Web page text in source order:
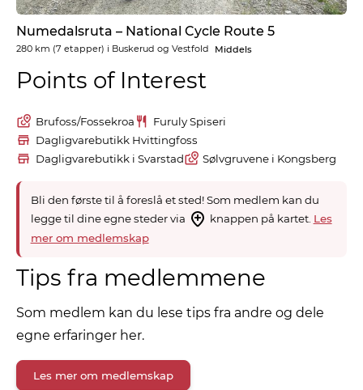
Numedalsruta – National Cycle Route 5
280 km (7 etapper) i Buskerud og Vestfold Middels
Points of Interest
Brufoss/Fossekroa
Furuly Spiseri
Dagligvarebutikk Hvittingfoss
Dagligvarebutikk i Svarstad
Sølvgruvene i Kongsberg
Bli den første til å foreslå et sted! Som medlem kan du
legge til dine egne steder via
knappen på kartet. Les
mer om medlemskap
Tips fra medlemmene
Som medlem kan du lese tips fra andre og dele
egne erfaringer her.
Les mer om medlemskap